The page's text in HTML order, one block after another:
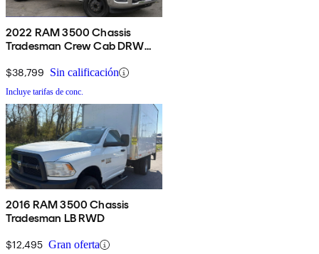
2022 RAM 3500 Chassis
Tradesman Crew Cab DRW
$38,799 Sin calificación
Incluye tarifas de conc.
2016 RAM 3500 Chassis
Tradesman LB RWD
$12,495 Gran oferta